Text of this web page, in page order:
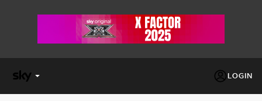
LOGIN